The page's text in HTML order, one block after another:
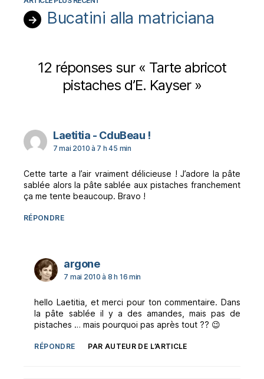
→ Bucatini alla matriciana
12 réponses sur « Tarte abricot
pistaches d’E. Kayser »
Laetitia - CduBeau !dit :
7 mai 2010 à 7 h 45 min
Cette tarte a l’air vraiment délicieuse ! J’adore la pâte
sablée alors la pâte sablée aux pistaches franchement
ça me tente beaucoup. Bravo !
RÉPONDRE
argonedit :
7 mai 2010 à 8 h 16 min
hello Laetitia, et merci pour ton commentaire. Dans
la pâte sablée il y a des amandes, mais pas de
pistaches … mais pourquoi pas après tout ?? 😉
RÉPONDRE PAR AUTEUR DE L’ARTICLE